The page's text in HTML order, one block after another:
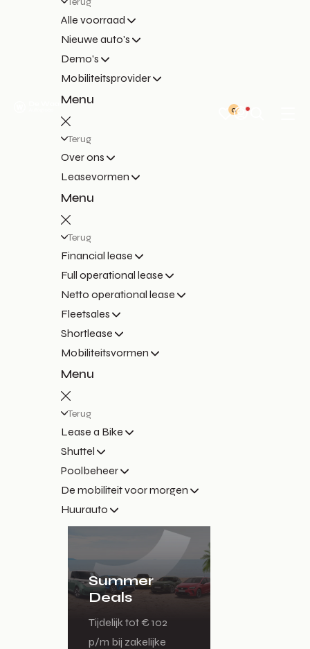
Alle voorraad
Nieuwe auto's
Demo's
Mobiliteitsprovider
Menu
Terug
Over ons
Leasevormen
Menu
Terug
Financial lease
Full operational lease
Netto operational lease
Fleetsales
Shortlease
Mobiliteitsvormen
Menu
Terug
Lease a Bike
Shuttel
Poolbeheer
De mobiliteit voor morgen
Huurauto
Summer
Deals
Tijdelijk tot € 102
p/m bij zakelijke
0